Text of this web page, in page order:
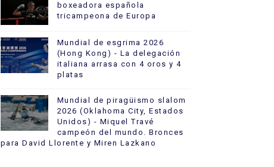
boxeadora española
tricampeona de Europa
Mundial de esgrima 2026
(Hong Kong) - La delegación
italiana arrasa con 4 oros y 4
platas
Mundial de piragüismo slalom
2026 (Oklahoma City, Estados
Unidos) - Miquel Travé
campeón del mundo. Bronces
para David Llorente y Miren Lazkano